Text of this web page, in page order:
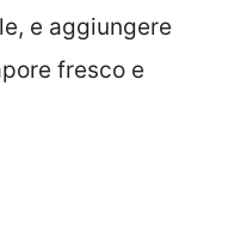
e aggiungere
fresco e